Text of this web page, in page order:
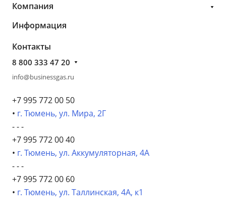
Компания
Информация
Контакты
8 800 333 47 20
info@businessgas.ru
+7 995 772 00 50
• г. Тюмень, ул. Мира, 2Г
- - -
+7 995 772 00 40
• г. Тюмень, ул. Аккумуляторная, 4А
- - -
+7 995 772 00 60
• г. Тюмень, ул. Таллинская, 4А, к1